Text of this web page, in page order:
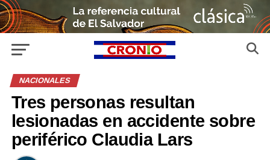
NACIONALES
Tres personas resultan
lesionadas en accidente sobre
periférico Claudia Lars